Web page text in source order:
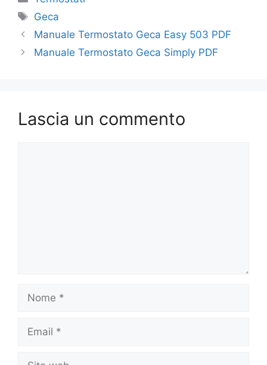
Tag
Geca
Manuale Termostato Geca Easy 503 PDF
Manuale Termostato Geca Simply PDF
Lascia un commento